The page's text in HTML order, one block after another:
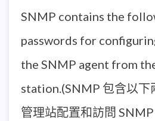
SNMP contains the
passwords for
the SNMP agent from
station.(SNMP 包含以下
管理站配置和訪問